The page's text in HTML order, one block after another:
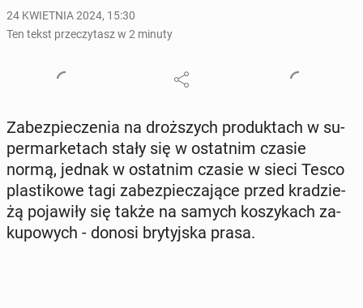
24 KWIETNIA 2024, 15:30
Ten tekst przeczytasz w 2 minuty
Za­bez­pie­cze­nia na droż­szych pro­duk­tach w su­
per­mar­ke­tach stały się w ostat­nim czasie
normą, jednak w ostat­nim czasie w sieci Tesco
pla­sti­ko­we tagi za­bez­pie­cza­ją­ce przed kra­dzie­
żą po­ja­wi­ły się także na samych ko­szy­kach za­
ku­po­wych - donosi bry­tyj­ska prasa.